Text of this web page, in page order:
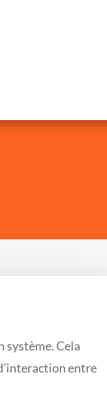
système. Cela
entre